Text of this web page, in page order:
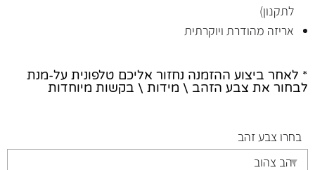
לתקנון)
אריזה מהודרת ויוקרתית
* לאחר ביצוע ההזמנה נחזור אליכם טלפונית על-מנת
לבחור את צבע הזהב \ מידות \ בקשות מיוחדות
בחרו צבע זהב